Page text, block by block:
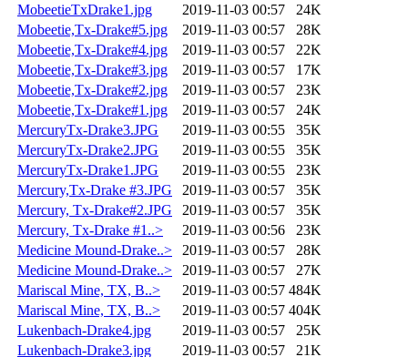
MobeetieTxDrake1.jpg
2019-11-03 00:57
24K
Mobeetie,Tx-Drake#5.jpg
2019-11-03 00:57
28K
Mobeetie,Tx-Drake#4.jpg
2019-11-03 00:57
22K
Mobeetie,Tx-Drake#3.jpg
2019-11-03 00:57
17K
Mobeetie,Tx-Drake#2.jpg
2019-11-03 00:57
23K
Mobeetie,Tx-Drake#1.jpg
2019-11-03 00:57
24K
MercuryTx-Drake3.JPG
2019-11-03 00:55
35K
MercuryTx-Drake2.JPG
2019-11-03 00:55
35K
MercuryTx-Drake1.JPG
2019-11-03 00:55
23K
Mercury,Tx-Drake #3.JPG
2019-11-03 00:57
35K
Mercury, Tx-Drake#2.JPG
2019-11-03 00:57
35K
Mercury, Tx-Drake #1..>
2019-11-03 00:56
23K
Medicine Mound-Drake..>
2019-11-03 00:57
28K
Medicine Mound-Drake..>
2019-11-03 00:57
27K
Mariscal Mine, TX, B..>
2019-11-03 00:57 484K
Mariscal Mine, TX, B..>
2019-11-03 00:57 404K
Lukenbach-Drake4.jpg
2019-11-03 00:57
25K
Lukenbach-Drake3.jpg
2019-11-03 00:57
21K